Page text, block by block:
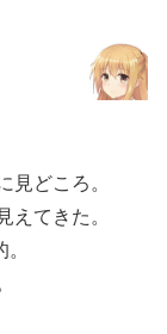
見どころ。
えてきた。